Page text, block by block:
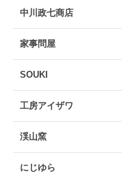
中川政七商店
家事問屋
SOUKI
工房アイザワ
渓山窯
にじゆら